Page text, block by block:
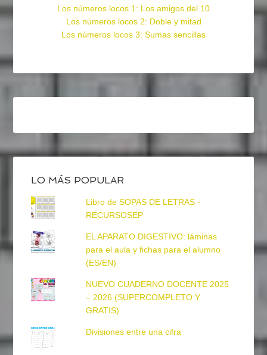
Los números locos 1: Los amigos del 10
Los números locos 2: Doble y mitad
Los números locos 3: Sumas sencillas
LO MÁS POPULAR
Libro de SOPAS DE LETRAS -
RECURSOSEP
EL APARATO DIGESTIVO: láminas
para el aula y fichas para el alumno
(ES/EN)
NUEVO CUADERNO DOCENTE 2025
– 2026 (SUPERCOMPLETO Y
GRATIS)
Divisiones entre una cifra